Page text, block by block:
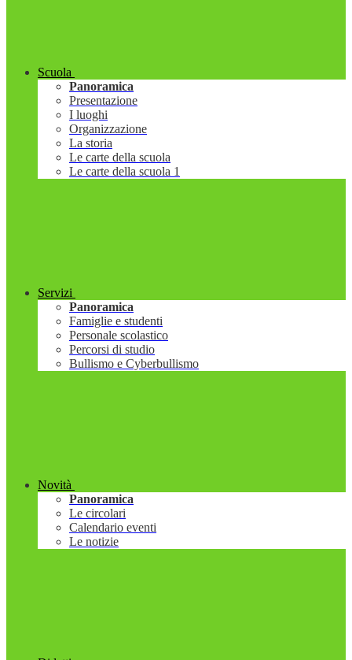
Scuola
Panoramica
Presentazione
I luoghi
Organizzazione
La storia
Le carte della scuola
Le carte della scuola 1
Servizi
Panoramica
Famiglie e studenti
Personale scolastico
Percorsi di studio
Bullismo e Cyberbullismo
Novità
Panoramica
Le circolari
Calendario eventi
Le notizie